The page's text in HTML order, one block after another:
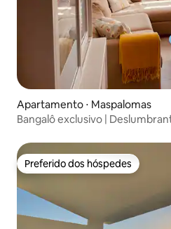
Apartamento ⋅ Maspalomas
Bangalô exclusivo |
Preferido dos hóspedes
Preferido dos hóspedes